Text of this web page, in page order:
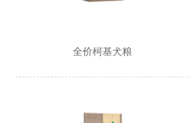
全价柯基犬粮